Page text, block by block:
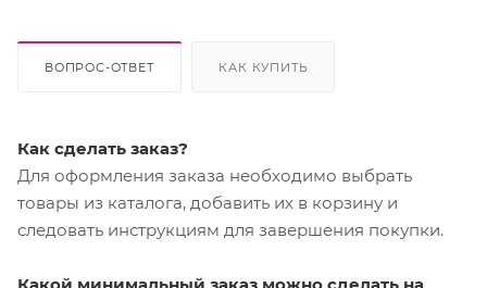
ВОПРОС-ОТВЕТ КАК КУПИТЬ
Как сделать заказ?
Для оформления заказа необходимо выбрать
товары из каталога, добавить их в корзину и
следовать инструкциям для завершения покупки.